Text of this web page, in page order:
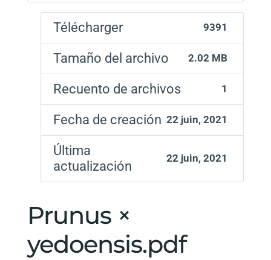
Télécharger 9391
Tamaño del archivo 2.02 MB
Recuento de archivos 1
Fecha de creación 22 juin, 2021
Última
actualización
22 juin, 2021
Prunus ×
yedoensis.pdf